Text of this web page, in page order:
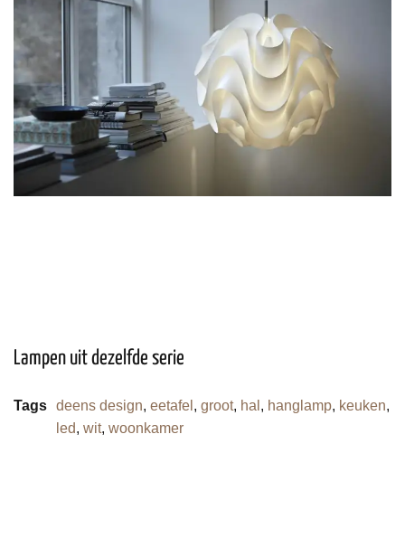
Lampen uit dezelfde serie
Tags deens design, eetafel , groot, hal , hanglamp, keuken,
led, wit, woonkamer